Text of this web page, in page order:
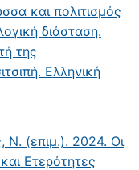
και πολιτισμός
διάσταση.
της
Ελληνική
Ν. (επιμ.). 2024. Οι
Ετερότητες